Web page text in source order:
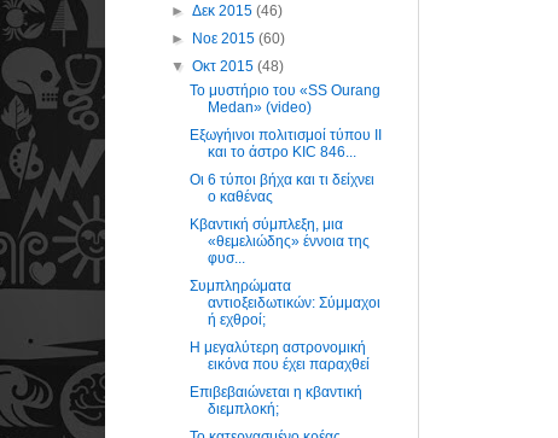
►Δεκ 2015(46)
► Νοε 2015(60)
▼Οκτ 2015(48)
Το μυστήριο του «SS Ourang
Medan» (video)
Εξωγήινοι πολιτισμοί τύπου II
και το άστρο KIC 846...
Οι 6 τύποι βήχα και τι δείχνει
ο καθένας
Κβαντική σύμπλεξη, μια
«θεμελιώδης» έννοια της
φυσ...
Συμπληρώματα
αντιοξειδωτικών: Σύμμαχοι
ή εχθροί;
Η μεγαλύτερη αστρονομική
εικόνα που έχει παραχθεί
Επιβεβαιώνεται η κβαντική
διεμπλοκή;